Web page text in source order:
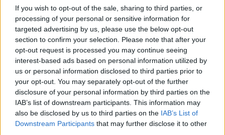
If you wish to opt-out of the sale, sharing to third parties, or
processing of your personal or sensitive information for
targeted advertising by us, please use the below opt-out
section to confirm your selection. Please note that after your
opt-out request is processed you may continue seeing
interest-based ads based on personal information utilized by
us or personal information disclosed to third parties prior to
your opt-out. You may separately opt-out of the further
disclosure of your personal information by third parties on the
IAB’s list of downstream participants. This information may
also be disclosed by us to third parties on the IAB’s List of
Downstream Participants that may further disclose it to other
Heti horoszkóp december 15-21-ig
Trollok árnyékában